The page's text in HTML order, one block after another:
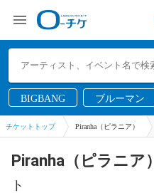
BIGBANG ブルーマン
チケットトップ Piranha（ピラニア）
Piranha（ピラニア）
ト